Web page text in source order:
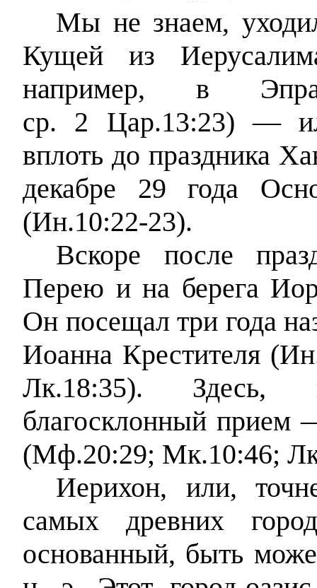
Мы не знаем,
Кущей из
например, в
ср. 2 Цар.13:23) —
вплоть до праздника
декабре 29 года
(Ин.10:22-23).
Вскоре после
Перею и на берега
Он посещал три года
Иоанна Крестителя
Лк.18:35). Здесь,
благосклонный прием
(Мф.20:29; Мк.10:46;
Иерихон, или,
самых древних
основанный, быть